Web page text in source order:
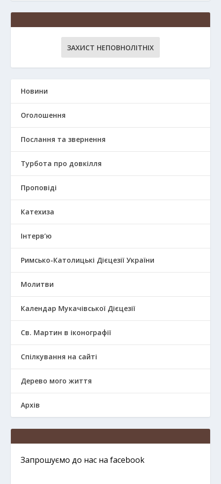
ЗАХИСТ НЕПОВНОЛІТНІХ
Новини
Оголошення
Послання та звернення
Турбота про довкілля
Проповіді
Катехиза
Інтерв’ю
Римсько-Католицькі Дієцезії України
Молитви
Календар Мукачівської Дієцезії
Св. Мартин в іконографії
Спілкування на сайті
Дерево мого життя
Архів
Запрошуємо до нас на facebook